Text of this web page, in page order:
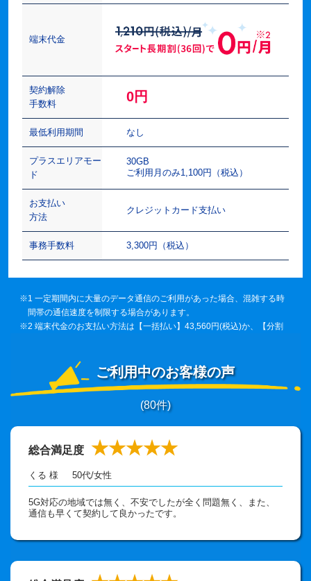
端末代金
契約解除
手数料
0円
最低利用期間 なし
プラスエリアモー
ド
30GB
ご利用月のみ1,100円（税込）
お支払い
方法
クレジットカード支払い
事務手数料 3,300円（税込）
※1 一定期間内に大量のデータ通信のご利用があった場合、混雑する時
間帯の通信速度を制限する場合があります。
※2 端末代金のお支払い方法は【一括払い】43,560円(税込)か、【分割
め、36ヶ月のご利用で端末代は実質0円でご利用いただけます。
ご利用中のお客様の声
(80件)
総合満足度 ★★★★★
くる 様 50代/女性
5G対応の地域では無く、不安でしたが全く問題無く、また、
通信も早くて契約して良かったです。